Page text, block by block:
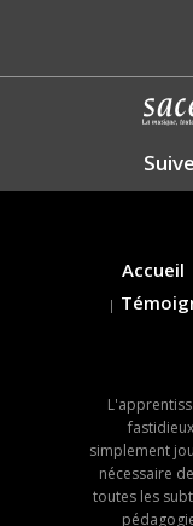
Accueil
simplement
nécessaire
toutes les